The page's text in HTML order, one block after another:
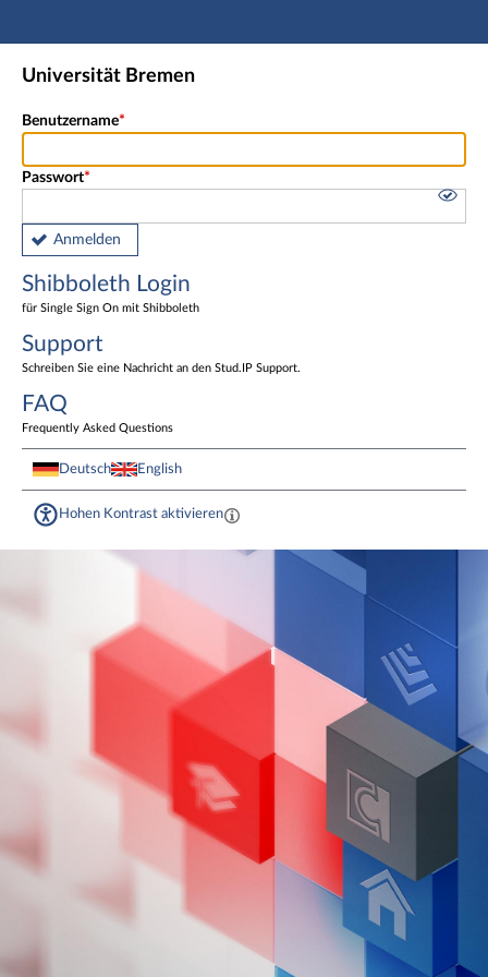
Hauptnavigation
Shibboleth Login
Universität Bremen
Benutzername
Passwort
Anmelden
Shibboleth Login
für Single Sign On mit Shibboleth
Support
Schreiben Sie eine Nachricht an den Stud.IP Support.
FAQ
Frequently Asked Questions
Deutsch English
Hohen Kontrast aktivieren